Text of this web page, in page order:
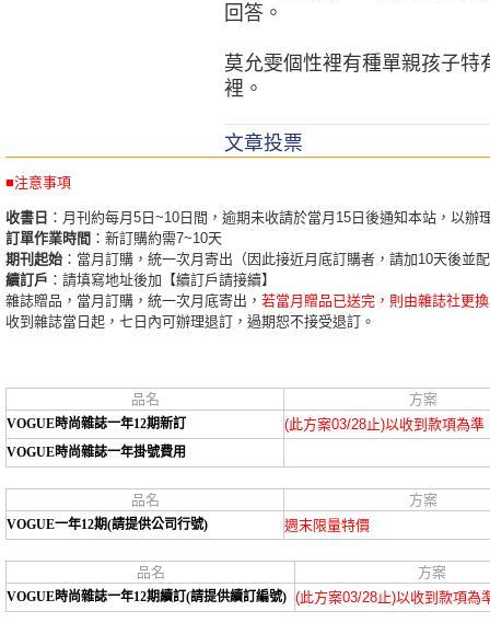
回答。
莫允雯個性裡有種單親孩子
裡。
文章投票
■注意事項
收書日 ：月刊約每月5日~10日間，逾期未收請於當月15日後通知本站，以辦
訂單作業時間 ：新訂購約需7~10天
期刊起始 ：當月訂購，統一次月寄出（因此接近月底訂購者，請加10天後並
續訂戶 ：請填寫地址後加【續訂戶請接續】
雜誌贈品，當月訂購，統一次月底寄出， 若當月贈品已送完，則由雜誌社更
收到雜誌當日起，七日內可辦理退訂，過期恕不接受退訂。
品名 方案
VOGUE時尚雜誌一年12期新訂 (此方案03/28止)以收到款項為準
VOGUE時尚雜誌一年掛號費用
品名 方案
VOGUE一年12期(請提供公司行號) 週末限量特價
品名 方案
VOGUE時尚雜誌一年12期續訂(請提供續訂編號) (此方案03/28止)以收到款項為